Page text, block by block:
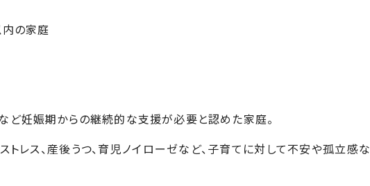
の家庭
ど妊娠期からの継続的な支援が必要と認めた家庭。
レス、産後うつ、育児ノイローゼなど、子育てに対して不安や孤立感な